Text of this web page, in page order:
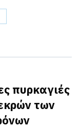
πυρκαγιές
των